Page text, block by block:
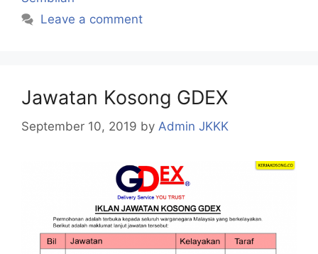
Leave a comment
Jawatan Kosong GDEX
September 10, 2019 by Admin JKKK